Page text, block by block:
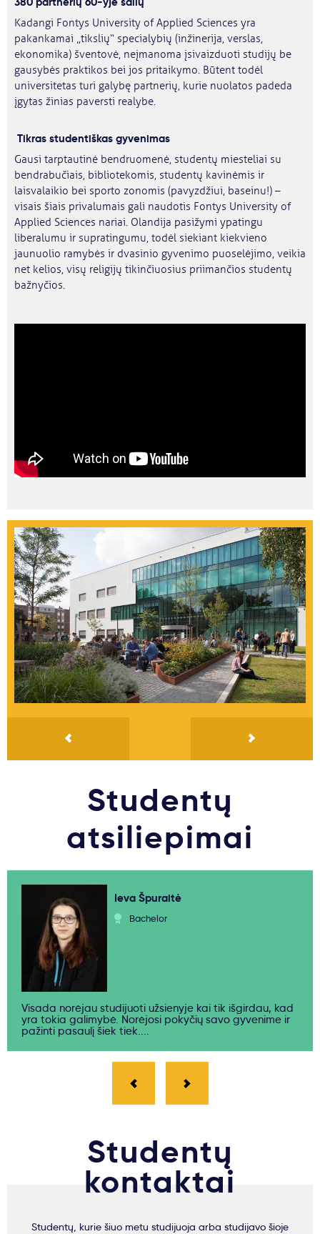
Kadangi Fontys University of Applied Sciences yra
pakankamai „tikslių“ specialybių (inžinerija, verslas,
ekonomika) šventovė, neįmanoma įsivaizduoti studijų be
gausybės praktikos bei jos pritaikymo. Būtent todėl
universitetas turi galybę partnerių, kurie nuolatos padeda
įgytas žinias paversti realybe.
Tikras studentiškas gyvenimas
Gausi tarptautinė bendruomenė, studentų miesteliai su
bendrabučiais, bibliotekomis, studentų kavinėmis ir
laisvalaikio bei sporto zonomis (pavyzdžiui, baseinu!) –
visais šiais privalumais gali naudotis Fontys University of
Applied Sciences nariai. Olandija pasižymi ypatingu
liberalumu ir supratingumu, todėl siekiant kiekvieno
jaunuolio ramybės ir dvasinio gyvenimo puoselėjimo, veikia
net kelios, visų religijų tikinčiuosius priimančios studentų
bažnyčios.
Studentų
atsiliepimai
Ieva Špuraitė
Bachelor
Visada norėjau studijuoti užsienyje kai tik išgirdau, kad
yra tokia galimybė. Norėjosi pokyčių savo gyvenime ir
pažinti pasaulį šiek tiek....
Studentų
kontaktai
Studentų, kurie šiuo metu studijuoja arba studijavo šioje